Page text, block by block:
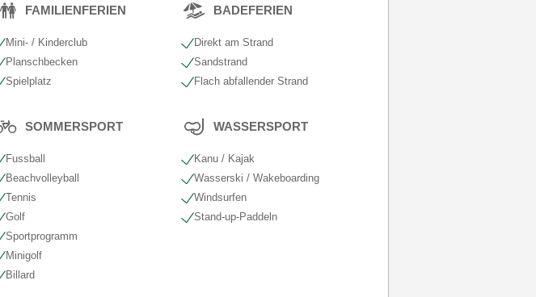
FAMILIENFERIEN
Mini- / Kinderclub
Planschbecken
Spielplatz
BADEFERIEN
Direkt am Strand
Sandstrand
Flach abfallender Strand
SOMMERSPORT
Fussball
Beachvolleyball
Tennis
Golf
Sportprogramm
Minigolf
Billard
WASSERSPORT
Kanu / Kajak
Wasserski / Wakeboarding
Windsurfen
Stand-up-Paddeln